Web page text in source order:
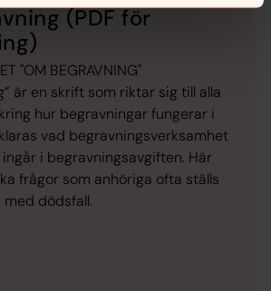
(PDF för
"OM BEGRAVNING"
är en skrift som riktar sig till alla
hur begravningar fungerar i
vad begravningsverksamhet
i begravningsavgiften. Här
frågor som anhöriga ofta ställs
dödsfall.